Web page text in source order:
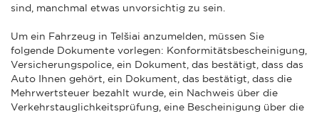
sind, manchmal etwas unvorsichtig zu sein.
Um ein Fahrzeug in Telšiai anzumelden, müssen Sie
folgende Dokumente vorlegen: Konformitätsbescheinigung,
Versicherungspolice, ein Dokument, das bestätigt, dass das
Auto Ihnen gehört, ein Dokument, das bestätigt, dass die
Mehrwertsteuer bezahlt wurde, ein Nachweis über die
Verkehrstauglichkeitsprüfung, eine Bescheinigung über die